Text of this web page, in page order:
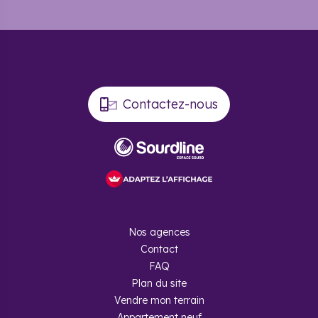
On constate que le prix au m2 a fait un bond en avant dans
cette commune puisque l'
augmentation est supérieure à
l'ordre de 3313 euros du mètre carré pour une maison.
L’engouement pour le secteur s'est largement
, et ses facilités d'accès notamment avec
l'autoroute et sa gare TER en font une ville de choix pour un
revenus moyens sont de 31 800 euros par ménage et le taux
de chômage y est de 10%. La taxe habitation y est
relativement faible puisqu'elle est de 15%. La taxe foncière
est, elle, de 28 %. Le taux de logement vacant y est de 4%
ce qui atteste d'un dynamisme de quartier signifiant qu'il y
a un renouvellement des habitants.
Contactez-nous
Nos agences
Contact
FAQ
Plan du site
Vendre mon terrain